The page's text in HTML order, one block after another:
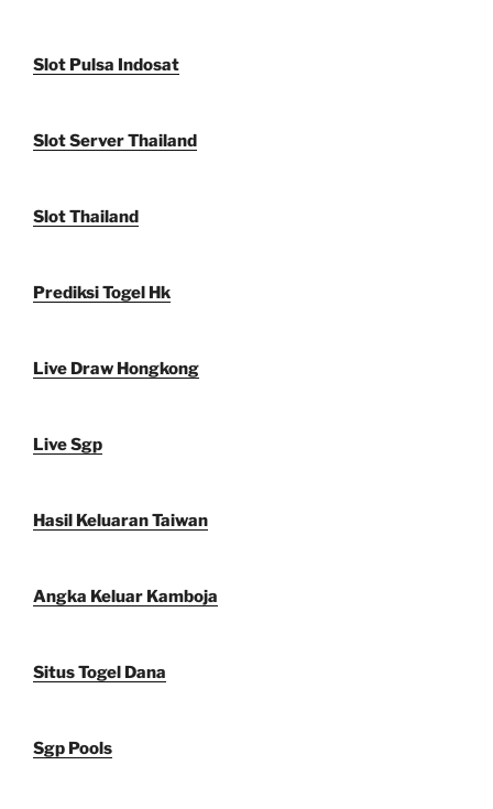
Slot Pulsa Indosat
Slot Server Thailand
Slot Thailand
Prediksi Togel Hk
Live Draw Hongkong
Live Sgp
Hasil Keluaran Taiwan
Angka Keluar Kamboja
Situs Togel Dana
Sgp Pools